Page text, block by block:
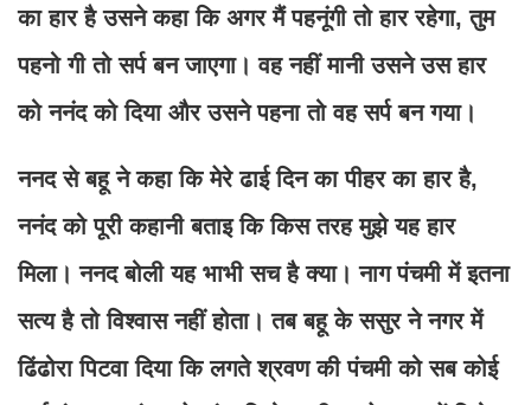
का हार है उसने कहा कि अगर मैं पहनूंगी तो हार रहेगा, तुम
पहनो गी तो सर्प बन जाएगा। वह नहीं मानी उसने उस हार
को ननंद को दिया और उसने पहना तो वह सर्प बन गया।
ननद से बहू ने कहा कि मेरे ढाई दिन का पीहर का हार है,
ननंद को पूरी कहानी बताइ कि किस तरह मुझे यह हार
मिला। ननद बोली यह भाभी सच है क्या। नाग पंचमी में इतना
सत्य है तो विश्वास नहीं होता। तब बहू के ससुर ने नगर में
ढिंढोरा पिटवा दिया कि लगते श्रवण की पंचमी को सब कोई